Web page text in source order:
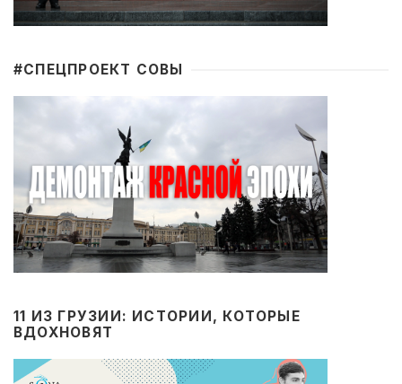
#CПЕЦПРОЕКТ СОВЫ
11 ИЗ ГРУЗИИ: ИСТОРИИ, КОТОРЫЕ
ВДОХНОВЯТ